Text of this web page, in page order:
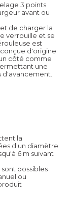
3 points
avant ou
de charger la
verrouille et se
est
conçue d'origine
côté comme
une
d'avancement.
la
d'un diamètre
6 m suivant
possibles :
ou